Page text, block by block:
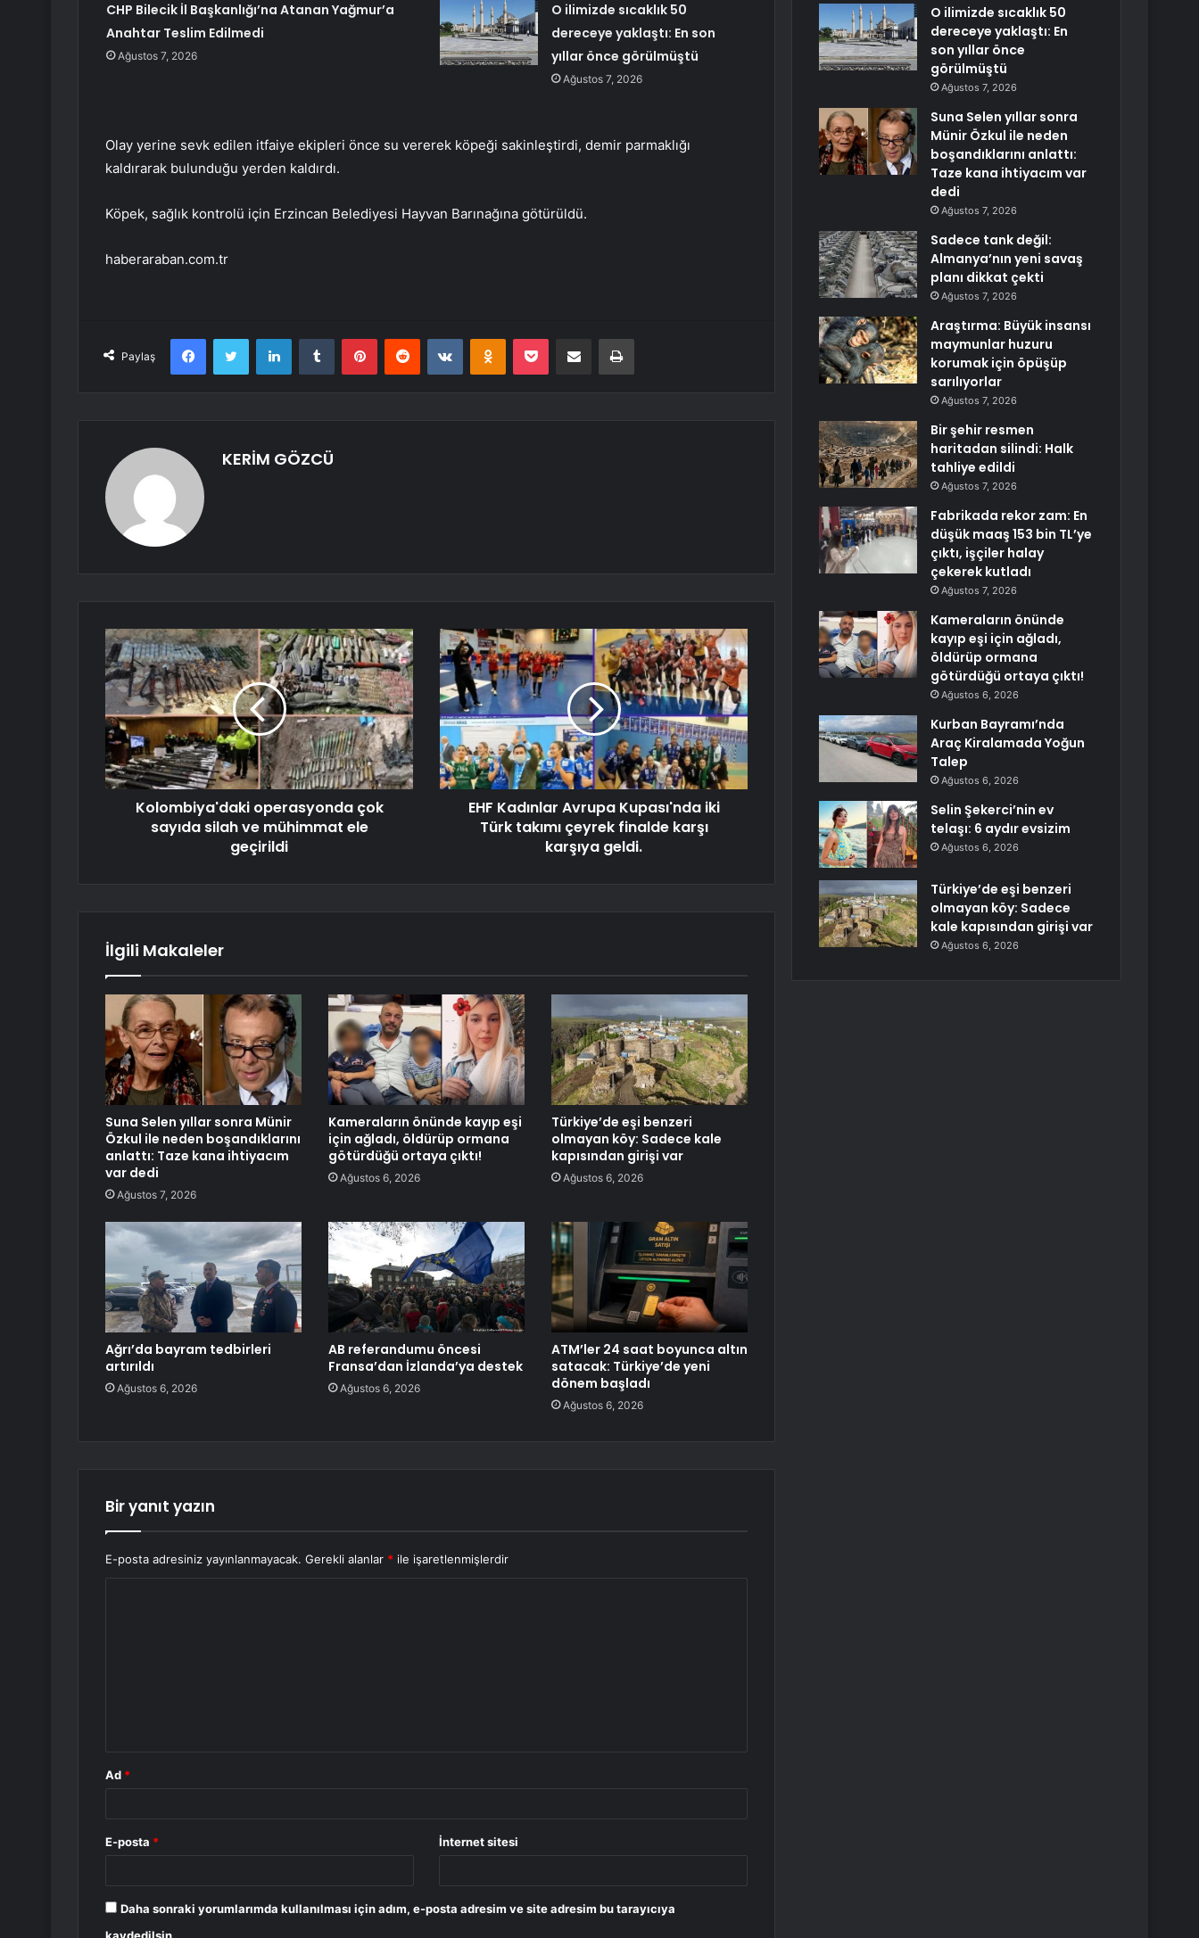
CHP Bilecik İl Başkanlığı’na Atanan Yağmur’a
Anahtar Teslim Edilmedi
Ağustos 7, 2026
O ilimizde sıcaklık 50
dereceye yaklaştı: En son
yıllar önce görülmüştü
Ağustos 7, 2026
Olay yerine sevk edilen itfaiye ekipleri önce su vererek köpeği sakinleştirdi, demir parmaklığı
kaldırarak bulunduğu yerden kaldırdı.
Köpek, sağlık kontrolü için Erzincan Belediyesi Hayvan Barınağına götürüldü.
haberaraban.com.tr
Paylaş
FacebookTwitter LinkedInTumblr PinterestReddit VKontakteOdnoklassniki
Pocket E-Posta ile paylaş Yazdır
KERİM GÖZCÜ
Kolombiya'daki operasyonda çok
sayıda silah ve mühimmat ele
geçirildi
EHF Kadınlar Avrupa Kupası'nda iki
Türk takımı çeyrek finalde karşı
karşıya geldi.
İlgili Makaleler
Suna Selen yıllar sonra Münir
Özkul ile neden boşandıklarını
anlattı: Taze kana ihtiyacım
var dedi
Ağustos 7, 2026
Kameraların önünde kayıp eşi
için ağladı, öldürüp ormana
götürdüğü ortaya çıktı!
Ağustos 6, 2026
Türkiye’de eşi benzeri
olmayan köy: Sadece kale
kapısından girişi var
Ağustos 6, 2026
Ağrı’da bayram tedbirleri
artırıldı
Ağustos 6, 2026
AB referandumu öncesi
Fransa’dan İzlanda’ya destek
Ağustos 6, 2026
ATM’ler 24 saat boyunca altın
satacak: Türkiye’de yeni
dönem başladı
Ağustos 6, 2026
Bir yanıt yazın
E-posta adresiniz yayınlanmayacak. Gerekli alanlar * ile işaretlenmişlerdir
Ad *
E-posta * İnternet sitesi
Daha sonraki yorumlarımda kullanılması için adım, e-posta adresim ve site adresim bu tarayıcıya
O ilimizde sıcaklık 50
dereceye yaklaştı: En
son yıllar önce
görülmüştü
Ağustos 7, 2026
Suna Selen yıllar sonra
Münir Özkul ile neden
boşandıklarını anlattı:
Taze kana ihtiyacım var
dedi
Ağustos 7, 2026
Sadece tank değil:
Almanya’nın yeni savaş
planı dikkat çekti
Ağustos 7, 2026
Araştırma: Büyük insansı
maymunlar huzuru
korumak için öpüşüp
sarılıyorlar
Ağustos 7, 2026
Bir şehir resmen
haritadan silindi: Halk
tahliye edildi
Ağustos 7, 2026
Fabrikada rekor zam: En
düşük maaş 153 bin TL’ye
çıktı, işçiler halay
çekerek kutladı
Ağustos 7, 2026
Kameraların önünde
kayıp eşi için ağladı,
öldürüp ormana
götürdüğü ortaya çıktı!
Ağustos 6, 2026
Kurban Bayramı’nda
Araç Kiralamada Yoğun
Talep
Ağustos 6, 2026
Selin Şekerci’nin ev
telaşı: 6 aydır evsizim
Ağustos 6, 2026
Türkiye’de eşi benzeri
olmayan köy: Sadece
kale kapısından girişi var
Ağustos 6, 2026